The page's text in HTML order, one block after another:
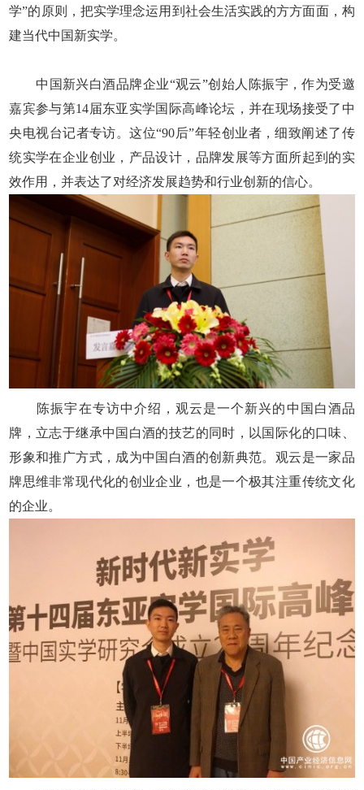
学”的原则，把实学理念运用到社会生活实践的方方面面，构
建当代中国新实学。
中国新兴白酒品牌企业“观云”创始人陈振宇，作为受邀
嘉宾参与第14届东亚实学国际高峰论坛，并在现场接受了中
央电视台记者专访。这位“90后”年轻创业者，细致阐述了传
统实学在企业创业，产品设计，品牌发展等方面所起到的实
效作用，并表达了对经济发展趋势和行业创新的信心。
陈振宇在专访中介绍，观云是一个新兴的中国白酒品
牌，立志于继承中国白酒的技艺的同时，以国际化的口味、
形象和推广方式，成为中国白酒的创新典范。观云是一家品
牌思维非常现代化的创业企业，也是一个极其注重传统文化
的企业。